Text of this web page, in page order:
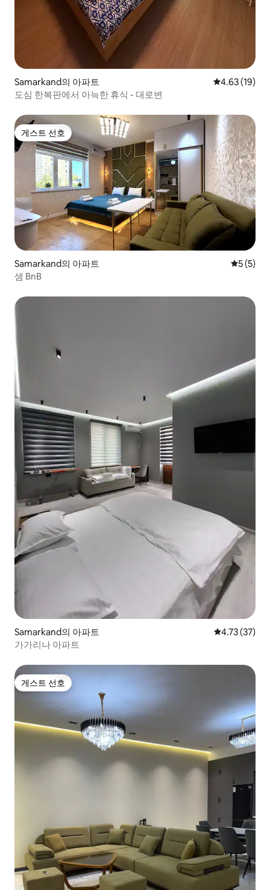
Samarkand의 아파트 평점 4.63점
4.63 (19)
도심 한복판에서 아늑한 휴식 - 대로변
게스트 선호
게스트 선호
Samarkand의 아파트 평점 5점
5 (5)
샘 BnB
Samarkand의 아파트 평점 4.73점
4.73 (37)
가가리나 아파트
게스트 선호
게스트 선호